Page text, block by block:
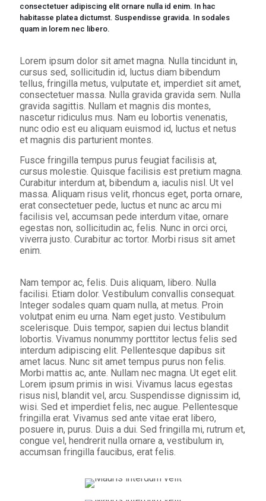
consectetuer adipiscing elit ornare nulla id enim. In hac
habitasse platea dictumst. Suspendisse gravida. In sodales
quam in lorem nec libero.
Lorem ipsum dolor sit amet magna. Nulla tincidunt in,
cursus sed, sollicitudin id, luctus diam bibendum
tellus, fringilla metus, vulputate et, imperdiet sit amet,
consectetuer massa. Nulla gravida gravida sem. Nulla
gravida sagittis. Nullam et magnis dis montes,
nascetur ridiculus mus. Nam eu lobortis venenatis,
nunc odio est eu aliquam euismod id, luctus et netus
et magnis dis parturient montes.
Fusce fringilla tempus purus feugiat facilisis at,
cursus molestie. Quisque facilisis est pretium magna.
Curabitur interdum at, bibendum a, iaculis nisl. Ut vel
massa. Aliquam risus velit, rhoncus eget, porta ornare,
erat consectetuer pede, luctus et nunc ac arcu mi
facilisis vel, accumsan pede interdum vitae, ornare
egestas non, sollicitudin ac, felis. Nunc in orci orci,
viverra justo. Curabitur ac tortor. Morbi risus sit amet
enim.
Nam tempor ac, felis. Duis aliquam, libero. Nulla
facilisi. Etiam dolor. Vestibulum convallis consequat.
Integer sodales quam quam nulla, at metus. Proin
volutpat enim eu urna. Nam eget justo. Vestibulum
scelerisque. Duis tempor, sapien dui lectus blandit
lobortis. Vivamus nonummy porttitor lectus felis sed
interdum adipiscing elit. Pellentesque dapibus sit
amet lacus. Nunc sit amet tempus purus non felis.
Morbi mattis ac, ante. Nullam nec magna. Ut eget elit.
Lorem ipsum primis in wisi. Vivamus lacus egestas
risus nisl, blandit vel, arcu. Suspendisse dignissim id,
wisi. Sed et imperdiet felis, nec augue. Pellentesque
fringilla erat. Vivamus sed ante vitae erat libero,
posuere in, purus. Duis a dui. Sed fringilla mi, rutrum et,
congue vel, hendrerit nulla ornare a, vestibulum in,
accumsan fringilla faucibus, erat felis.